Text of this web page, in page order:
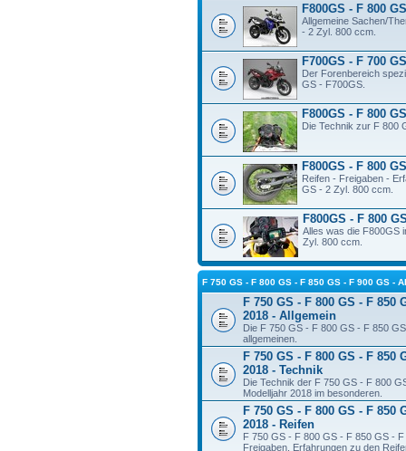
F800GS - F 800
Allgemeine Sachen/
- 2 Zyl. 800 ccm.
F700GS - F 700
Der Forenbereich
GS - F700GS.
F800GS - F 800
Die Technik zur F 800
F800GS - F 800
Reifen - Freigaben -
GS - 2 Zyl. 800 ccm.
F800GS - F 800
Alles was die F800GS
Zyl. 800 ccm.
F 750 GS - F 800 GS - F 850 GS - F 900 GS -
F 750 GS - F 800 GS - F 850
2018 - Allgemein
Die F 750 GS - F 800 GS - F 850
allgemeinen.
F 750 GS - F 800 GS - F 850
2018 - Technik
Die Technik der F 750 GS - F 800
Modelljahr 2018 im besonderen.
F 750 GS - F 800 GS - F 850
2018 - Reifen
F 750 GS - F 800 GS - F 850 GS -
Freigaben, Erfahrungen zu den